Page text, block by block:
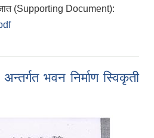
(Supporting Document):
अन्तर्गत भवन निर्माण स्विकृती